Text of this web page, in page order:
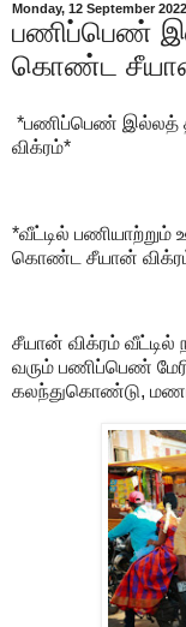
Monday, 12 September 2022
பணிப்பெண்
கொண்ட
*பணிப்பெண் இல்லத்
விக்ரம்*
*வீட்டில்
கொண்ட சீயான்
சீயான் விக்ரம் வீட்டில்
வரும் பணிப்பெண்
கலந்துகொண்டு,